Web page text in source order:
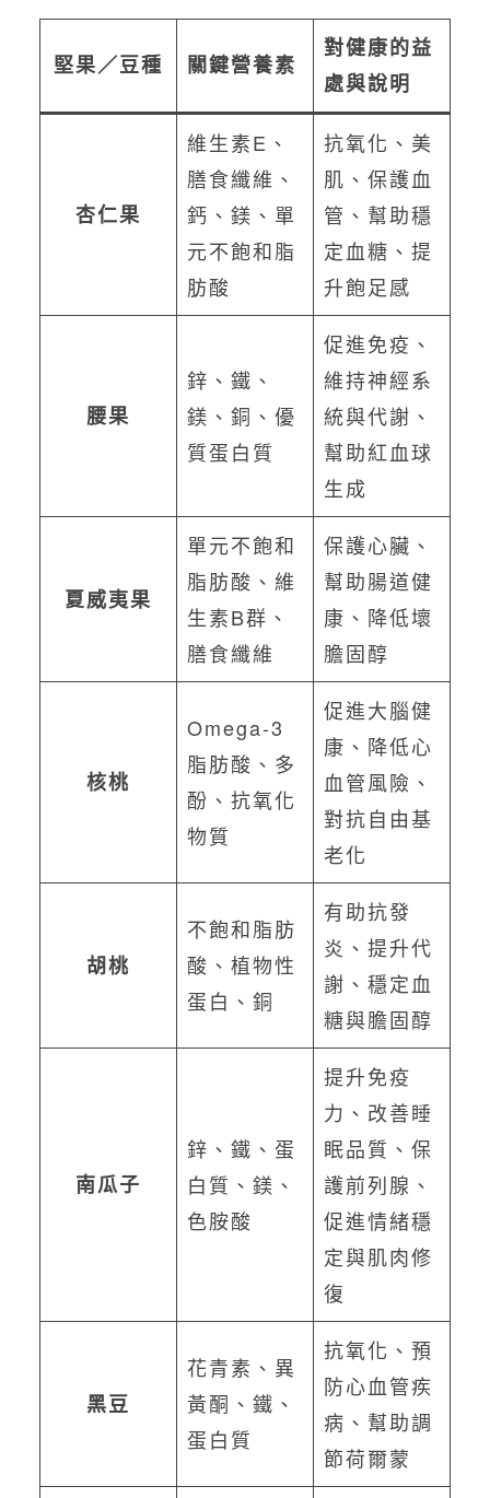
堅果／豆種 關鍵營養素
對健康的益
處與說明
杏仁果
維生素E、
膳食纖維、
鈣、鎂、單
元不飽和脂
肪酸
抗氧化、美
肌、保護血
管、幫助穩
定血糖、提
升飽足感
腰果
鋅、鐵、
鎂、銅、優
質蛋白質
促進免疫、
維持神經系
統與代謝、
幫助紅血球
生成
夏威夷果
單元不飽和
脂肪酸、維
生素B群、
膳食纖維
保護心臟、
幫助腸道健
康、降低壞
膽固醇
核桃
Omega-3
脂肪酸、多
酚、抗氧化
物質
促進大腦健
康、降低心
血管風險、
對抗自由基
老化
胡桃
不飽和脂肪
酸、植物性
蛋白、銅
有助抗發
炎、提升代
謝、穩定血
糖與膽固醇
南瓜子
鋅、鐵、蛋
白質、鎂、
色胺酸
提升免疫
力、改善睡
眠品質、保
護前列腺、
促進情緒穩
定與肌肉修
復
黑豆
花青素、異
黃酮、鐵、
蛋白質
抗氧化、預
防心血管疾
病、幫助調
節荷爾蒙